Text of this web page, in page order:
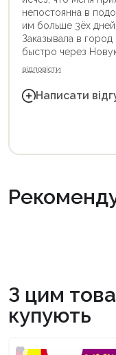
непостоянна в
им больше 3ёх дней
Заказывала в
быстро через
відповісти
Написати
З цим
купують